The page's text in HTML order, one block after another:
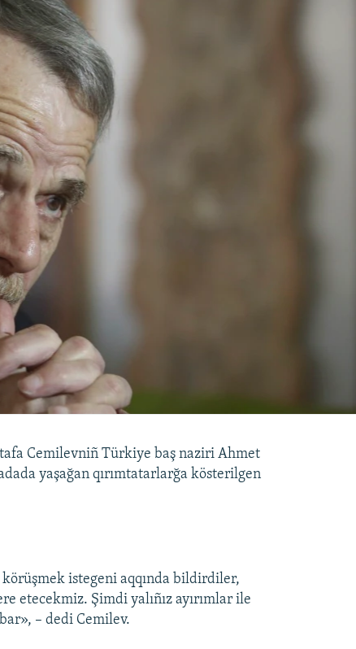
Cemilevniñ Türkiye baş naziri Ahmet
yaşağan qırımtatarlarğa kösterilgen
istegeni aqqında bildirdiler,
etecekmiz. Şimdi yalıñız ayırımlar ile
– dedi Cemilev.